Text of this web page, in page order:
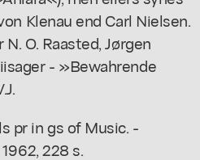
Klenau end Carl Nielsen.
O. Raasted, Jørgen
- »Bewahrende
pr in gs of Music. -
228 s.